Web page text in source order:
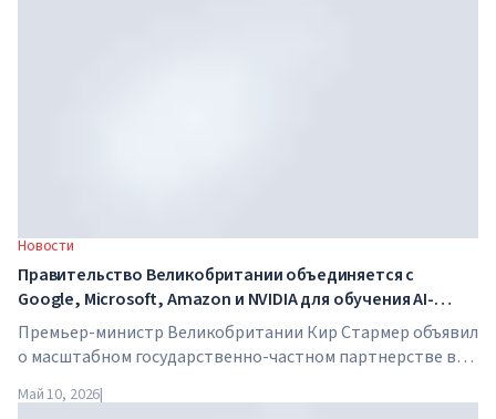
Новости
Правительство Великобритании объединяется с
Google, Microsoft, Amazon и NVIDIA для обучения AI-
навыкам миллионов работников
Премьер-министр Великобритании Кир Стармер объявил
о масштабном государственно-частном партнерстве в
Amazon и NVIDIA совместно с правительством запускают
Май 10, 2026|